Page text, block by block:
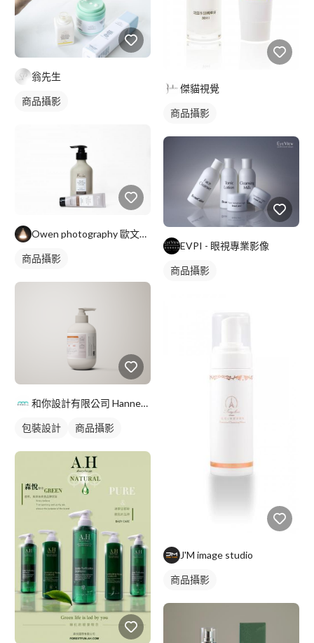
翁先生
商品攝影
Owen photography 歐文攝影
商品攝影
和你設計有限公司 Hannee Design
包裝設計 商品攝影
傑貓視覺
商品攝影
EVPI - 眼視專業影像
商品攝影
J'M image studio
商品攝影